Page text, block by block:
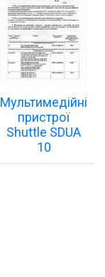
Мультимедійні
пристрої
Shuttle SDUA
10